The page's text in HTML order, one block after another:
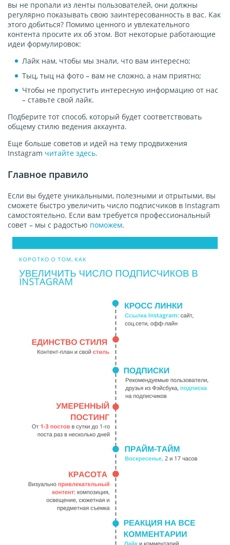
вы не пропали из ленты пользователей, они должны
регулярно показывать свою заинтересованность в вас. Как
этого добиться? Помимо ценного и увлекательного
контента просите их об этом. Вот некоторые работающие
идеи формулировок:
Лайк нам, чтобы мы знали, что вам интересно;
Тыц, тыц на фото – вам не сложно, а нам приятно;
Чтобы не пропустить интересную информацию от нас
– ставьте свой лайк.
Подберите тот способ, который будет соответствовать
общему стилю ведения аккаунта.
Еще больше советов и идей на тему продвижения
Instagram читайте здесь.
Главное правило
Если вы будете уникальными, полезными и отрытыми, вы
сможете быстро увеличить число подписчиков в Instagram
самостоятельно. Если вам требуется профессиональный
совет – мы с радостью поможем.